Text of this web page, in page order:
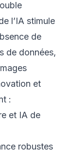
l’IA stimule
de
de données,
et
:
et IA de
robustes